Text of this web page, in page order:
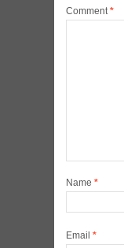
Comment *
Name *
Email *